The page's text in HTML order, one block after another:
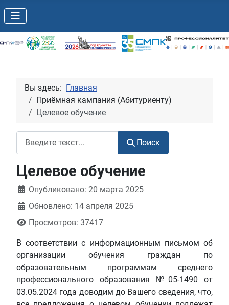
Вы здесь: Главная
Приёмная кампания (Абитуриенту)
Целевое обучение
Поиск
Целевое обучение
Информация о материале
Опубликовано: 20 марта 2025
Обновлено: 14 апреля 2025
Просмотров: 37417
В соответствии с информационным письмом об
организации обучения граждан по
образовательным программам среднего
профессионального образования №05-1490 от
03.05.2024 года доводим до Вашего сведения, что,